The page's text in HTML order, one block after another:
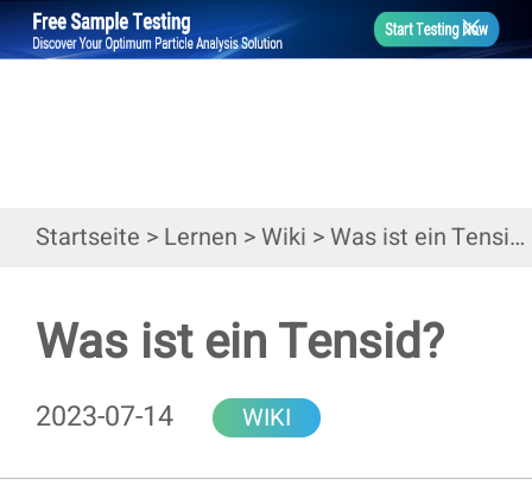
Startseite > Lernen >Wiki >Was ist ein Tensid?
Was ist ein Tensid?
2023-07-14 WIKI